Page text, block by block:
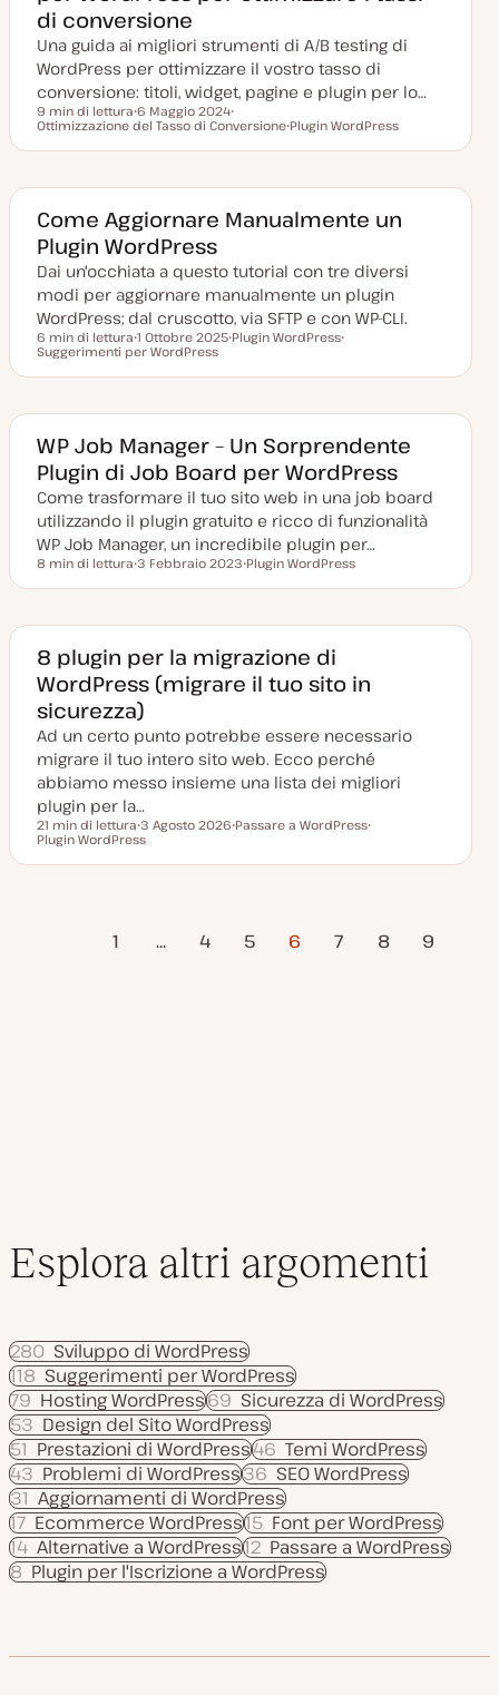
r
n
a
a
di conversione
Una guida ai migliori strumenti di A/B testing di
WordPress per ottimizzare il vostro tasso di
conversione: titoli, widget, pagine e plugin per lo…
Tempo di lettura
9 min di lettura
D
t
a
g
i
o
r
n
t
a
6 Maggio 2024
A
g
m
n
t
Ottimizzazione del Tasso di Conversione
r
o
e
n
Plugin WordPress
Come Aggiornare Manualmente un
Plugin WordPress
Dai un'occhiata a questo tutorial con tre diversi
modi per aggiornare manualmente un plugin
WordPress; dal cruscotto, via SFTP e con WP-CLI.
Tempo di lettura
6 min di lettura
D
t
a
g
i
o
r
n
a
1 Ottobre 2025
g
m
n
t
o
Plugin WordPress
g
m
n
o
Suggerimenti per WordPress
WP Job Manager – Un Sorprendente
Plugin di Job Board per WordPress
Come trasformare il tuo sito web in una job board
utilizzando il plugin gratuito e ricco di funzionalità
WP Job Manager, un incredibile plugin per…
Tempo di lettura
8 min di lettura
a
a
g
g
i
o
r
n
a
a
3 Febbraio 2023
r
o
e
n
t
o
Plugin WordPress
8 plugin per la migrazione di
WordPress (migrare il tuo sito in
sicurezza)
Ad un certo punto potrebbe essere necessario
migrare il tuo intero sito web. Ecco perché
abbiamo messo insieme una lista dei migliori
plugin per la…
Tempo di lettura
21 min di lettura
D
t
3 Agosto 2026
g
Passare a WordPress
g
Plugin WordPress
Paginazione
1 … 4 5 6 7 8
9
Esplora altri argomenti
Sviluppo di WordPress
280
Suggerimenti per WordPress
118
Hosting WordPress
79 Sicurezza di WordPress
69
Design del Sito WordPress
53
Prestazioni di WordPress
51 Temi WordPress
46
Problemi di WordPress
43 SEO WordPress
36
Aggiornamenti di WordPress
31
Ecommerce WordPress
17 Font per WordPress
15
Alternative a WordPress
14 Passare a WordPress
12
Plugin per l'Iscrizione a WordPress
8